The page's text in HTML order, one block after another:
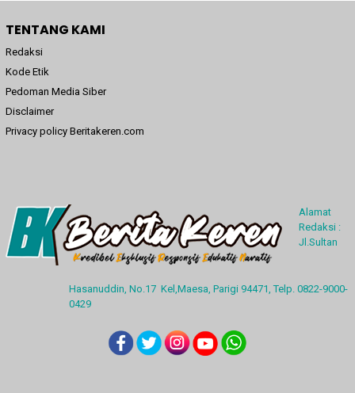
TENTANG KAMI
Redaksi
Kode Etik
Pedoman Media Siber
Disclaimer
Privacy policy Beritakeren.com
Alamat
Redaksi :
Jl.Sultan
Hasanuddin, No.17 Kel,Maesa, Parigi 94471, Telp. 0822-9000-
0429